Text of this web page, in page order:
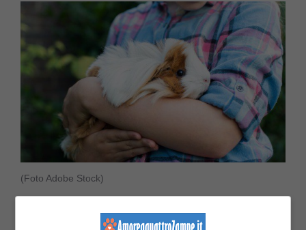
(Foto Adobe Stock)
E di norma lo stesso vale per gli animali,